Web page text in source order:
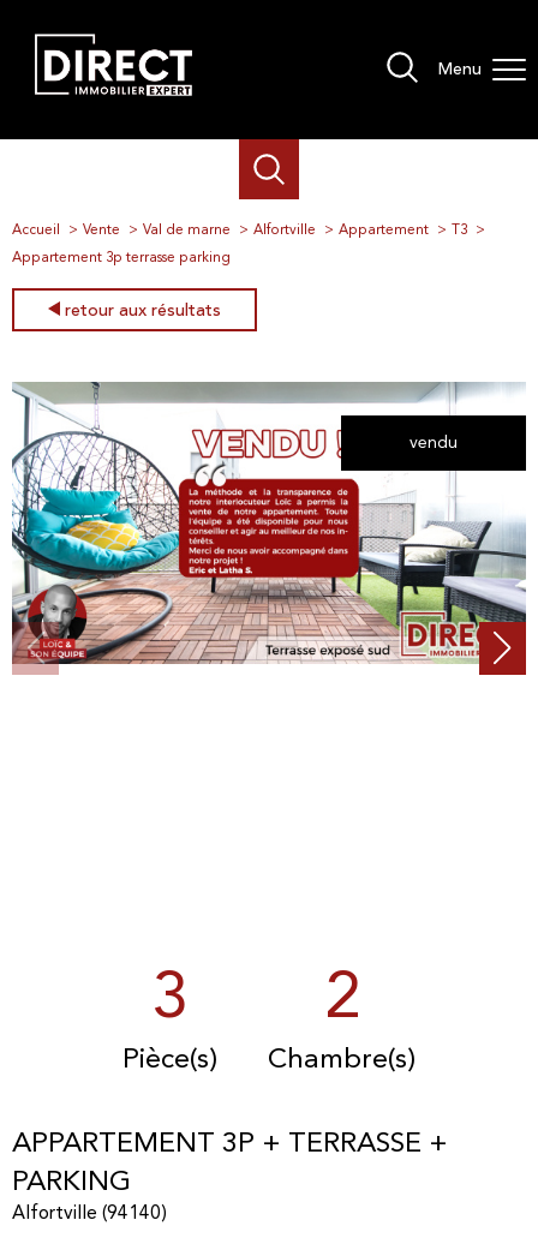
Menu
Accueil Vente Val de marne Alfortville Appartement
T3
Appartement 3p terrasse parking
retour aux résultats
vendu
3
Pièce(s)
2
Chambre(s)
APPARTEMENT 3P + TERRASSE +
PARKING
Alfortville (94140)